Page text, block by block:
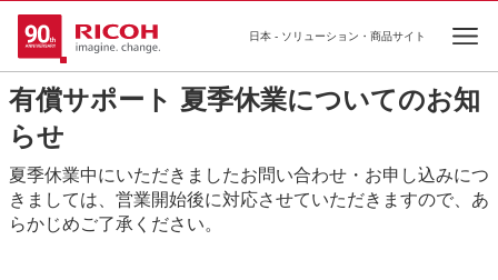
日本 - ソリューション・商品サイト
有償サポート 夏季休業についてのお知
らせ
夏季休業中にいただきましたお問い合わせ・お申し込みにつ
きましては、営業開始後に対応させていただきますので、あ
らかじめご了承ください。